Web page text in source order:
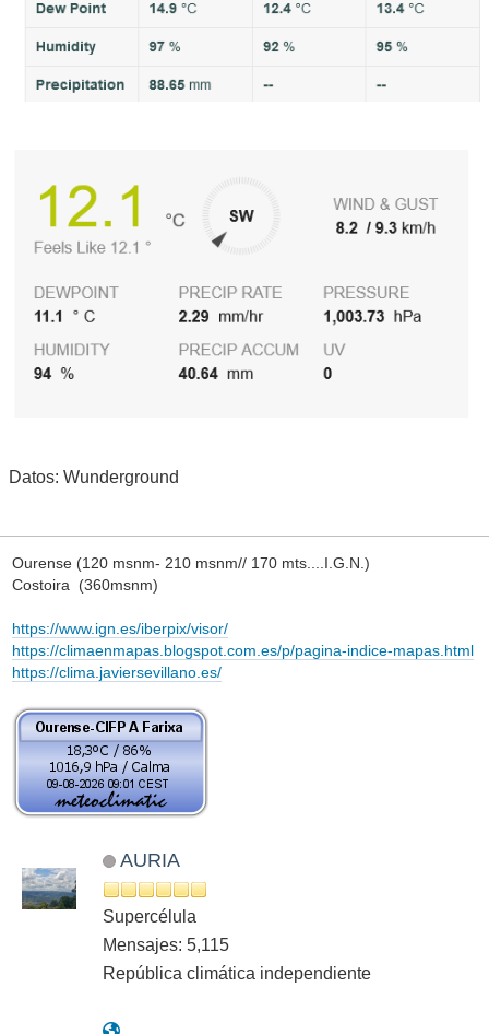
Datos: Wunderground
Ourense (120 msnm- 210 msnm// 170 mts....I.G.N.)
Costoira (360msnm)
https://www.ign.es/iberpix/visor/
https://climaenmapas.blogspot.com.es/p/pagina-indice-mapas.html
https://clima.javiersevillano.es/
AURIA
Supercélula
Mensajes: 5,115
República climática independiente